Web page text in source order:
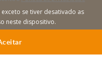
se tiver desativado as
neste dispositivo.